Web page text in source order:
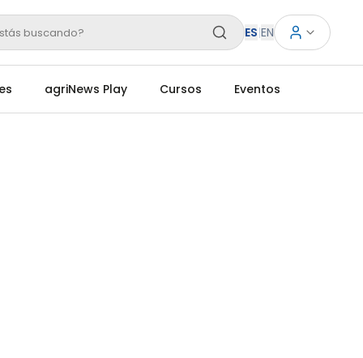
buscando? ES|EN
agriNews Play Cursos Eventos